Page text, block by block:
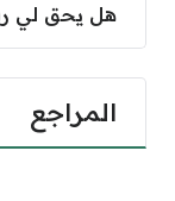
هل يحق لي
المراجع